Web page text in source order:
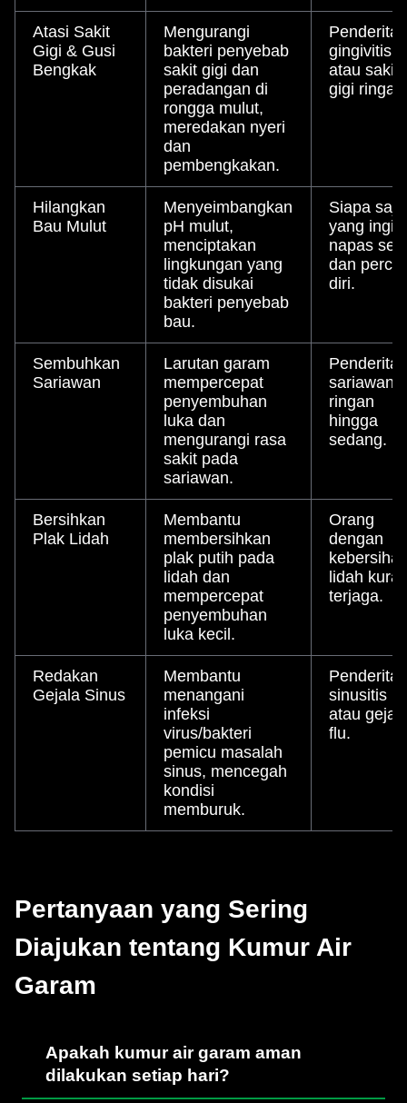
Atasi Sakit
Gigi & Gusi
Bengkak
Mengurangi
bakteri penyebab
sakit gigi dan
peradangan di
rongga mulut,
meredakan nyeri
dan
pembengkakan.
Penderita
gingivitis
atau sakit
gigi
Hilangkan
Bau Mulut
Menyeimbangkan
pH mulut,
menciptakan
lingkungan yang
tidak disukai
bakteri penyebab
bau.
Siapa saja
yang ingin
napas
dan
diri.
Sembuhkan
Sariawan
Larutan garam
mempercepat
penyembuhan
luka dan
mengurangi rasa
sakit pada
sariawan.
Penderita
sariawan
ringan
hingga
sedang.
Bersihkan
Plak Lidah
Membantu
membersihkan
plak putih pada
lidah dan
mempercepat
penyembuhan
luka kecil.
Orang
dengan
lidah
terjaga.
Redakan
Gejala Sinus
Membantu
menangani
infeksi
virus/bakteri
pemicu masalah
sinus, mencegah
kondisi
memburuk.
Penderita
sinusitis
atau
flu.
Pertanyaan yang Sering
Diajukan tentang Kumur Air
Garam
Apakah kumur air garam aman
dilakukan setiap hari?